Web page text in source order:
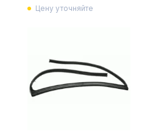
Цену уточняйте